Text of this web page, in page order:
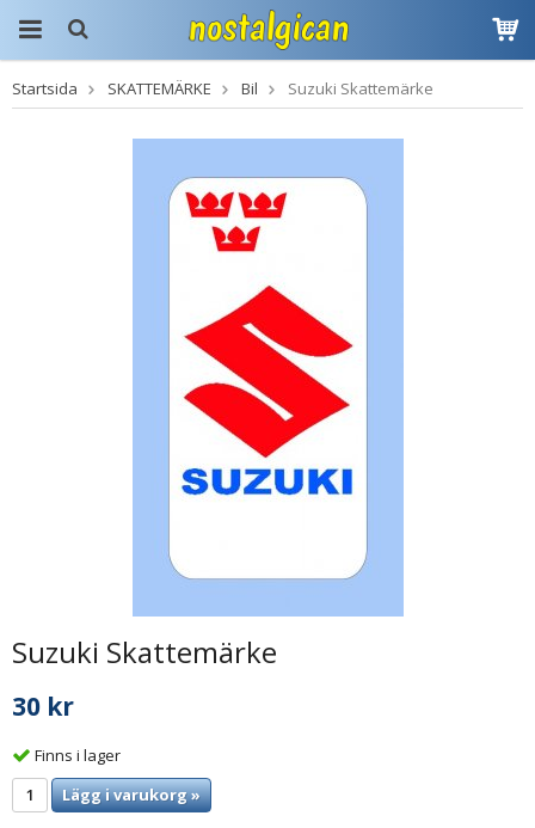
Produkten har blivit
tillagd i varukorgen
Startsida SKATTEMÄRKE Bil Suzuki Skattemärke
Suzuki Skattemärke
30 kr
Finns i lager
Lägg i varukorg »